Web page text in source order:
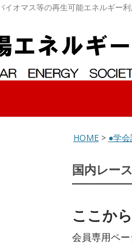
オマス等の再生可能エネルギー
HOME > ●学
国内レー
ここか
会員専用ペ